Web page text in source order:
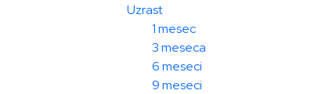
Uzrast
1 mesec
3 meseca
6 meseci
9 meseci